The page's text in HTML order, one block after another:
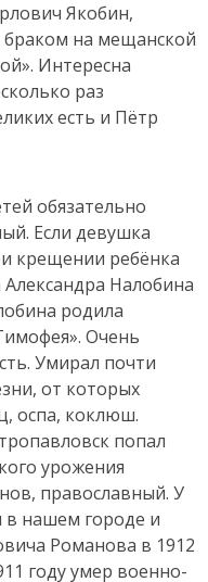
Якобин,
на мещанской
Интересна
раз
есть и Пётр
обязательно
Если девушка
крещении ребёнка
Александра Налобина
родила
Очень
Умирал почти
от которых
оспа, коклюш.
попал
урожения
православный. У
в нашем городе и
Романова в 1912
году умер военно-